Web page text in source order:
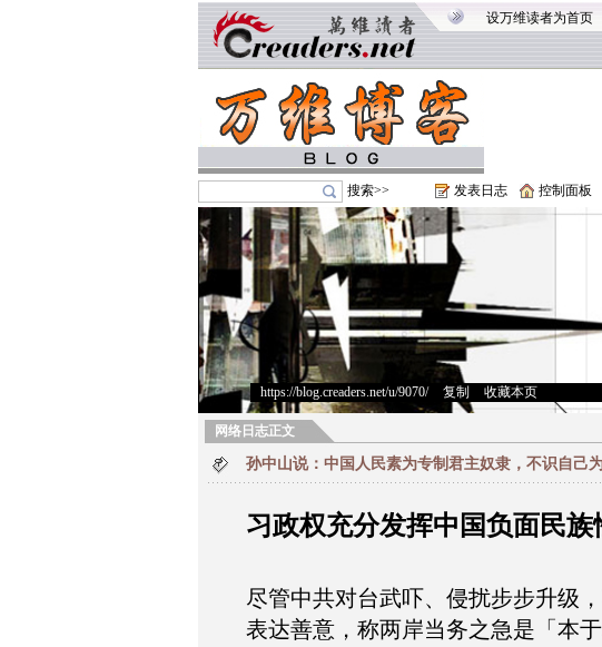
设万维读者为首页
搜索>> 发表日志 控制面板
https://blog.creaders.net/u/9070/> 复制 收藏本页
网络日志正文
孙中山说：中国人民素为专制君主奴隶，不识自己
习政权充分发挥中国负面民族
尽管中共对台武吓、侵扰步步升级
表达善意，称两岸当务之急是「本